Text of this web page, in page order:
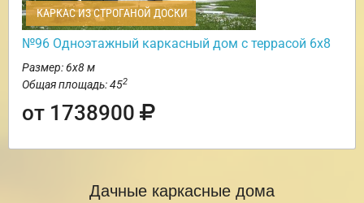
КАРКАС ИЗ СТРОГАНОЙ ДОСКИ
№96 Одноэтажный каркасный дом с террасой 6х8
Размер: 6х8 м
Общая площадь: 452
от 1738900
Дачные каркасные дома